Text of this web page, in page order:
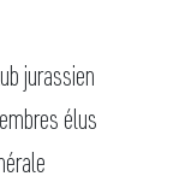
jurassien
élus